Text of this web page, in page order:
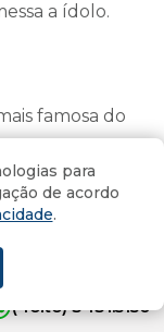
a ídolo.
famosa do
talento
duro, fé e
(4oito) 3431.5150
para
de acordo
.